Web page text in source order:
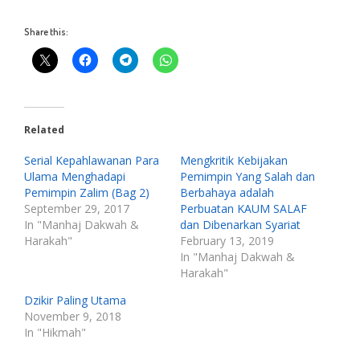
Share this:
Related
Serial Kepahlawanan Para
Ulama Menghadapi
Pemimpin Zalim (Bag 2)
September 29, 2017
In "Manhaj Dakwah &
Harakah"
Mengkritik Kebijakan
Pemimpin Yang Salah dan
Berbahaya adalah
Perbuatan KAUM SALAF
dan Dibenarkan Syariat
February 13, 2019
In "Manhaj Dakwah &
Harakah"
Dzikir Paling Utama
November 9, 2018
In "Hikmah"